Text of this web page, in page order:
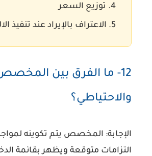
توزيع السعر
الاعتراف بالإيراد عند تنفيذ
12- ما الفرق بين
والاحتياطي؟
الإجابة: المخصص يتم تكوينه
التزامات متوقعة ويظهر بقائمة